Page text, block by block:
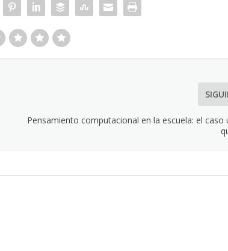
Pensamiento computacional en la escuela: el caso